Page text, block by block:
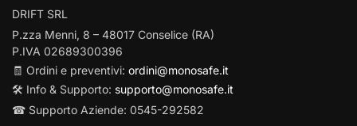
DRIFT SRL
P.zza Menni, 8 – 48017 Conselice (RA)
P.IVA 02689300396
🧾 Ordini e preventivi: ordini@monosafe.it
🛠️ Info & Supporto: supporto@monosafe.it
☎ Supporto Aziende: 0545-292582